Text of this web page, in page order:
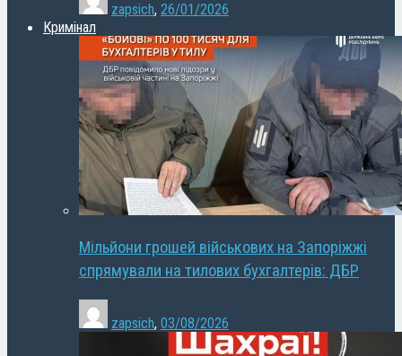
zapsich, 26/01/2026
Кримінал
Мільйони грошей військових на Запоріжжі
спрямували на тилових бухгалтерів: ДБР
zapsich, 03/08/2026